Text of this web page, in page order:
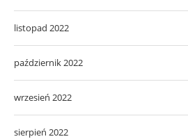
listopad 2022
październik 2022
wrzesień 2022
sierpień 2022